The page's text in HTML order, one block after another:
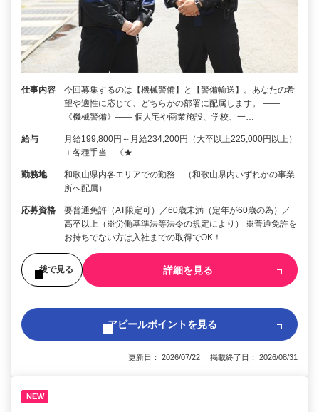
仕事内容
今回募集するのは【機械警備】と【警備輸送】。あなたの希
望や適性に応じて、どちらかの部署に配属します。 ――
《機械警備》―― 個人宅や商業施設、学校、一…
給与
月給199,800円～月給234,200円（大卒以上225,000円以上）
＋各種手当 《★…
勤務地
和歌山県内各エリアでの勤務 （和歌山県内いずれかの事業
所へ配属）
応募資格
要普通免許（AT限定可）／60歳未満（定年が60歳の為）／
高卒以上（※労働基準法等法令の規定により） ※普通免許を
お持ちでない方は入社までの取得でOK！
後で見る 詳細を見る
アピールポイントを見る
更新日： 2026/07/22 掲載終了日： 2026/08/31
NEW